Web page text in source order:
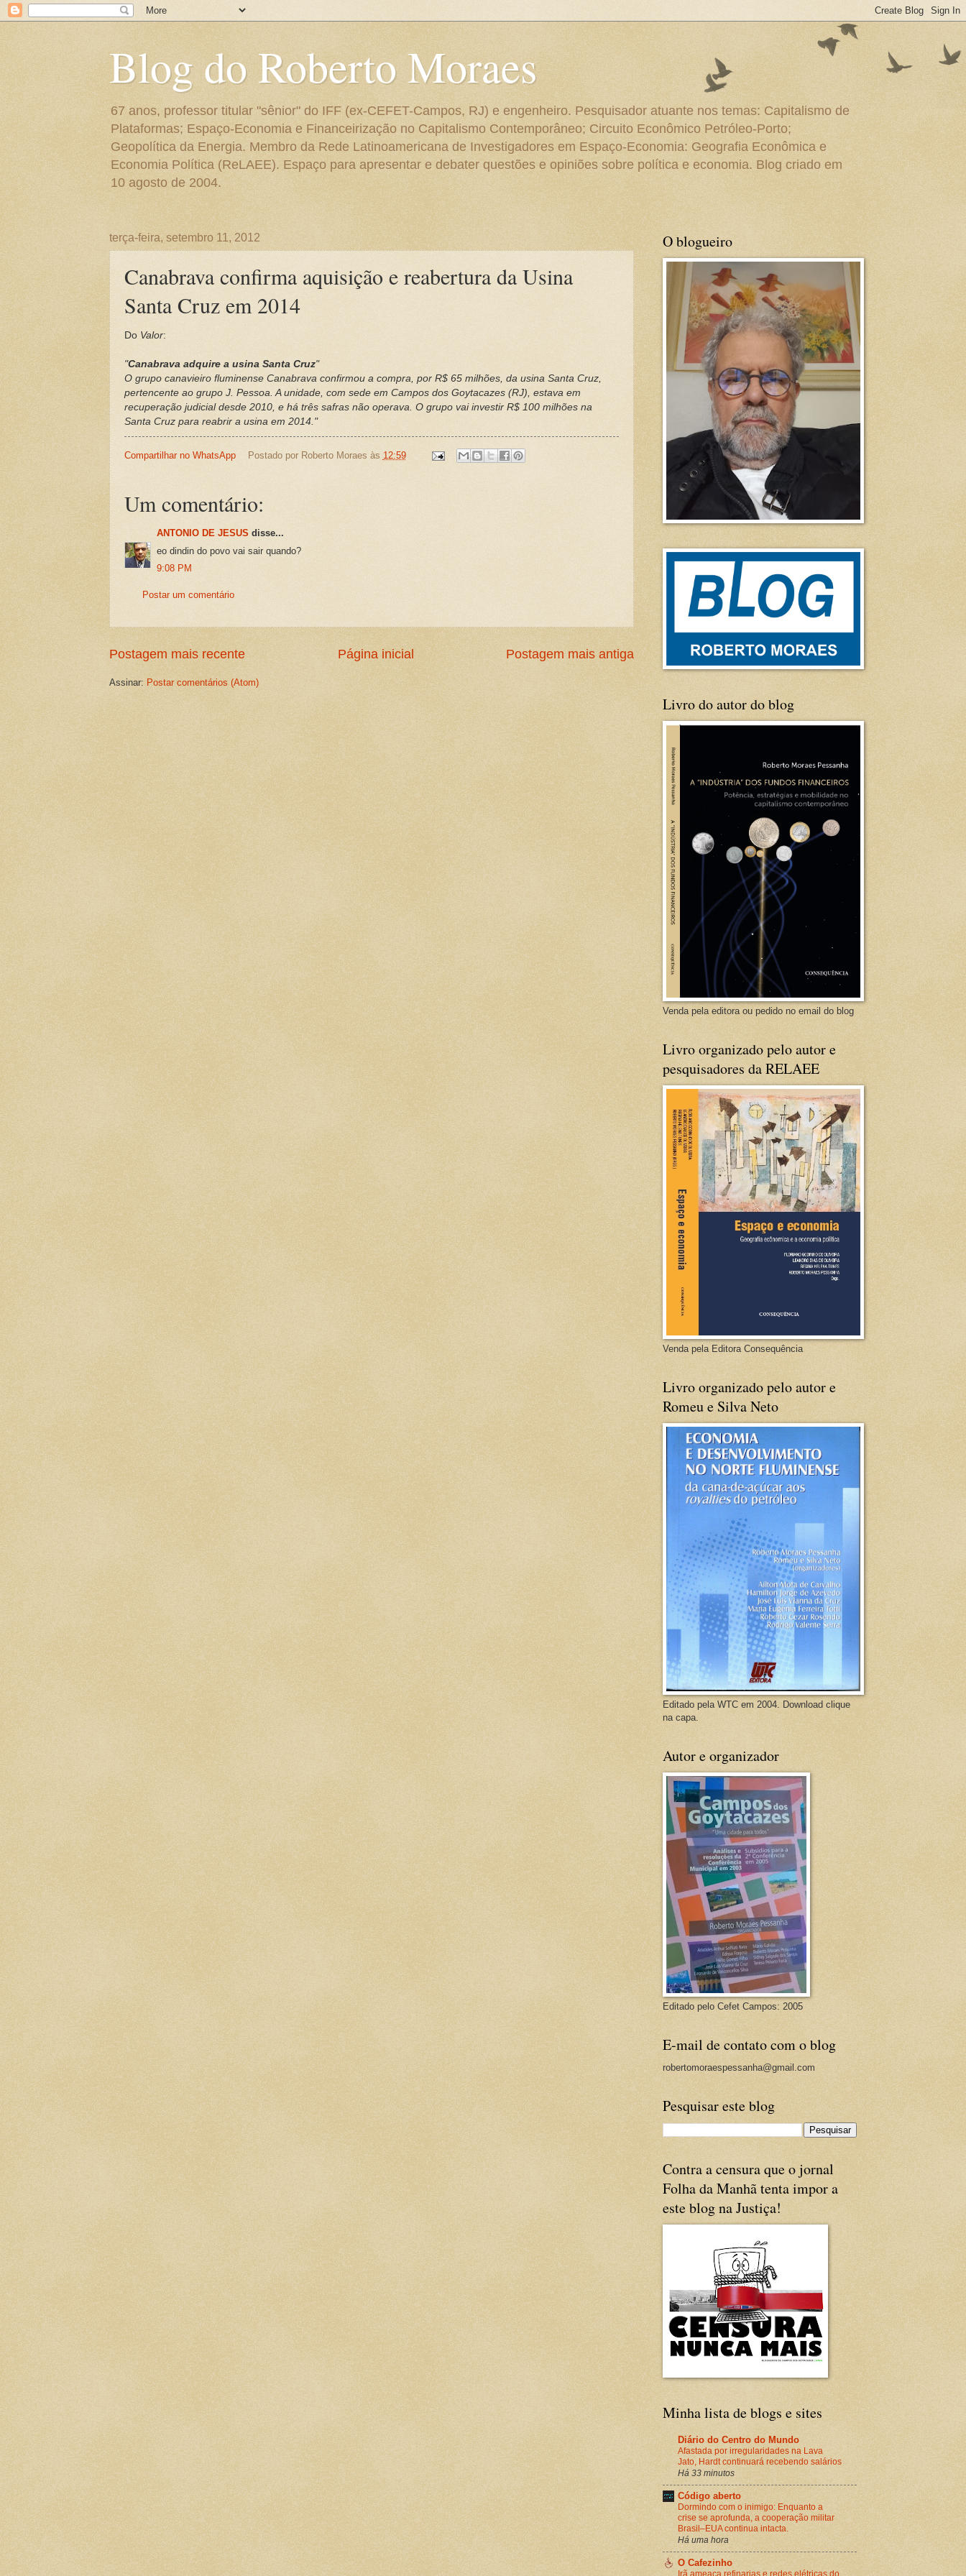
Blog do Roberto Moraes
67 anos, professor titular "sênior" do IFF (ex-CEFET-Campos, RJ) e engenheiro. Pesquisador atuante nos temas: Capitalismo de
Plataformas; Espaço-Economia e Financeirização no Capitalismo Contemporâneo; Circuito Econômico Petróleo-Porto;
Geopolítica da Energia. Membro da Rede Latinoamericana de Investigadores em Espaço-Economia: Geografia Econômica e
Economia Política (ReLAEE). Espaço para apresentar e debater questões e opiniões sobre política e economia. Blog criado em
10 agosto de 2004.
terça-feira, setembro 11, 2012
Canabrava confirma aquisição e reabertura da Usina
Santa Cruz em 2014
Do Valor:
"Canabrava adquire a usina Santa Cruz"
O grupo canavieiro fluminense Canabrava confirmou a compra, por R$ 65 milhões, da usina Santa Cruz,
pertencente ao grupo J. Pessoa. A unidade, com sede em Campos dos Goytacazes (RJ), estava em
recuperação judicial desde 2010, e há três safras não operava. O grupo vai investir R$ 100 milhões na
Santa Cruz para reabrir a usina em 2014."
Compartilhar no WhatsApp Postado por Roberto Moraes às 12:59
Um comentário:
ANTONIO DE JESUS disse...
eo dindin do povo vai sair quando?
9:08 PM
Postar um comentário
Postagem mais recente Postagem mais antiga
Página inicial
Assinar: Postar comentários (Atom)
O blogueiro
Livro do autor do blog
Venda pela editora ou pedido no email do blog
Livro organizado pelo autor e
pesquisadores da RELAEE
Venda pela Editora Consequência
Livro organizado pelo autor e
Romeu e Silva Neto
Editado pela WTC em 2004. Download clique
na capa.
Autor e organizador
Editado pelo Cefet Campos: 2005
E-mail de contato com o blog
robertomoraespessanha@gmail.com
Pesquisar este blog
Contra a censura que o jornal
Folha da Manhã tenta impor a
este blog na Justiça!
Minha lista de blogs e sites
Diário do Centro do Mundo
Afastada por irregularidades na Lava
Jato, Hardt continuará recebendo salários
Há 33 minutos
Código aberto
Dormindo com o inimigo: Enquanto a
crise se aprofunda, a cooperação militar
Brasil–EUA continua intacta.
Há uma hora
O Cafezinho
Irã ameaça refinarias e redes elétricas do